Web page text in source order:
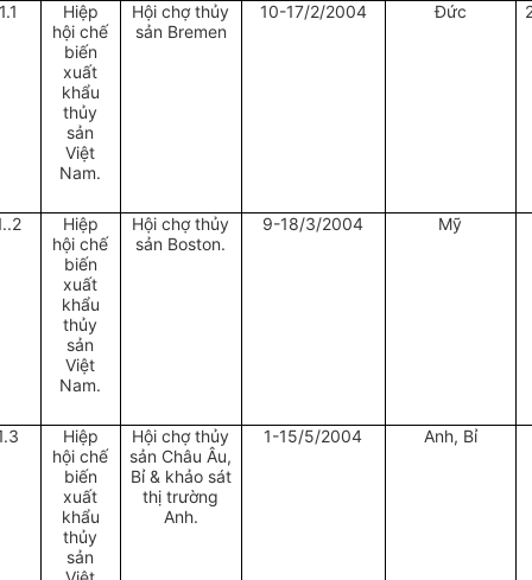
Hiệp
hội chế
biến
xuất
khẩu
thủy
sản
Việt
Nam.
Hội chợ thủy
sản Bremen
10-17/2/2004 Đức
Hiệp
hội chế
biến
xuất
khẩu
thủy
sản
Việt
Nam.
Hội chợ thủy
sản Boston.
9-18/3/2004 Mỹ
Hiệp
hội chế
biến
xuất
khẩu
thủy
sản
Hội chợ thủy
sản Châu Âu,
Bỉ & khảo sát
thị trường
Anh.
1-15/5/2004 Anh, Bỉ